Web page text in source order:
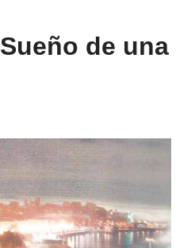
de una